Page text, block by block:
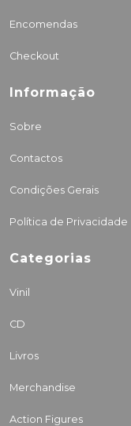
Encomendas
Checkout
Informação
Sobre
Contactos
Condições Gerais
Política de Privacidade
Categorias
Vinil
CD
Livros
Merchandise
Action Figures